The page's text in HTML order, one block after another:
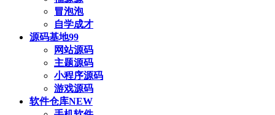
冒泡泡
自学成才
源码基地99
网站源码
主题源码
小程序源码
游戏源码
软件仓库NEW